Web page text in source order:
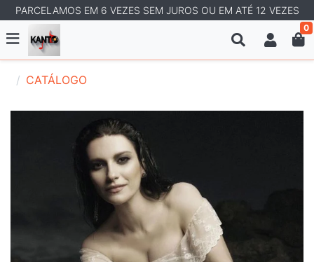
PARCELAMOS EM 6 VEZES SEM JUROS OU EM ATÉ 12 VEZES
0
CATÁLOGO